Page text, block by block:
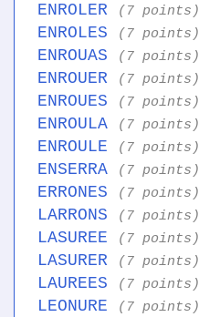
ENROLER (7 points)
ENROLES (7 points)
ENROUAS (7 points)
ENROUER (7 points)
ENROUES (7 points)
ENROULA (7 points)
ENROULE (7 points)
ENSERRA (7 points)
ERRONES (7 points)
LARRONS (7 points)
LASUREE (7 points)
LASURER (7 points)
LAUREES (7 points)
LEONURE (7 points)